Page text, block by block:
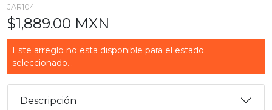
JAR104
$1,889.00 MXN
Este arreglo no esta disponible para el estado
seleccionado...
Descripción